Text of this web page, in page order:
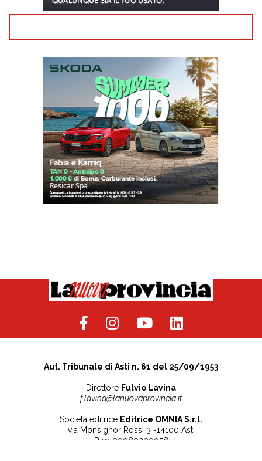
Aut. Tribunale di Asti n. 61 del 25/09/1953
Direttore Fulvio Lavina
f.lavina@lanuovaprovincia.it
Società editrice Editrice OMNIA S.r.l.
via Monsignor Rossi 3 -14100 Asti
P.Iva 00080200058